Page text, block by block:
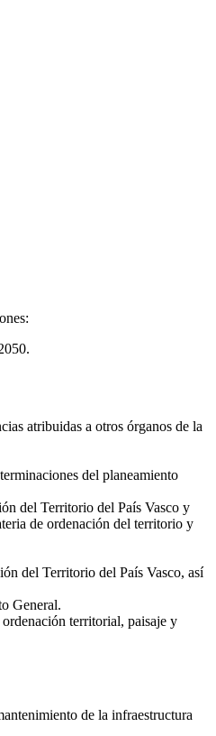
atribuidas a otros órganos de la
del planeamiento
del Territorio del País Vasco y
de ordenación del territorio y
del Territorio del País Vasco, así
General.
territorial, paisaje y
de la infraestructura